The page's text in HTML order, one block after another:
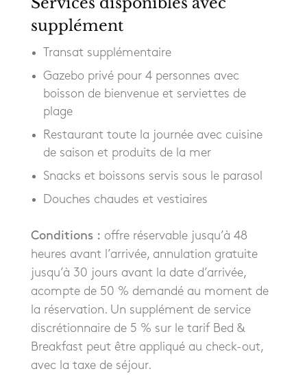
supplément
Transat supplémentaire
Gazebo privé pour 4 personnes avec
boisson de bienvenue et serviettes de
plage
Restaurant toute la journée avec cuisine
de saison et produits de la mer
Snacks et boissons servis sous le parasol
Douches chaudes et vestiaires
Conditions : offre réservable jusqu’à 48
heures avant l’arrivée, annulation gratuite
jusqu’à 30 jours avant la date d’arrivée,
acompte de 50 % demandé au moment de
la réservation. Un supplément de service
discrétionnaire de 5 % sur le tarif Bed &
Breakfast peut être appliqué au check-out,
avec la taxe de séjour.